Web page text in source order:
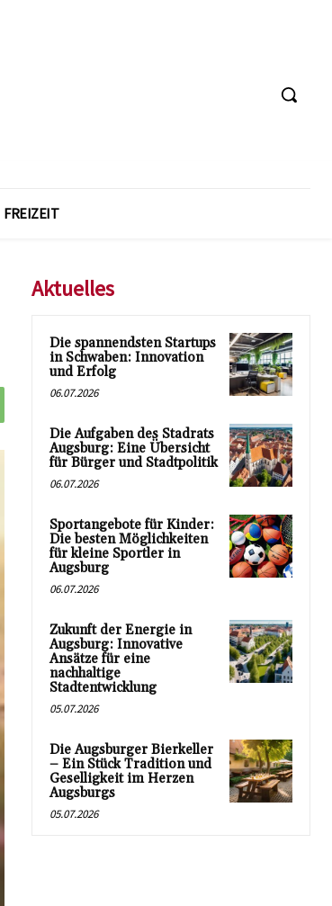
FREIZEIT
Aktuelles
Die spannendsten Startups
in Schwaben: Innovation
und Erfolg
06.07.2026
Die Aufgaben des Stadrats
Augsburg: Eine Übersicht
für Bürger und Stadtpolitik
06.07.2026
Sportangebote für Kinder:
Die besten Möglichkeiten
für kleine Sportler in
Augsburg
06.07.2026
Zukunft der Energie in
Augsburg: Innovative
Ansätze für eine
nachhaltige
Stadtentwicklung
05.07.2026
Die Augsburger Bierkeller
– Ein Stück Tradition und
Geselligkeit im Herzen
Augsburgs
05.07.2026